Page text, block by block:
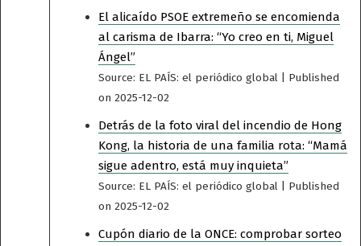
El alicaído PSOE extremeño se encomienda
al carisma de Ibarra: “Yo creo en ti, Miguel
Ángel”
Source: EL PAÍS: el periódico global
Published
on 2025-12-02
Detrás de la foto viral del incendio de Hong
Kong, la historia de una familia rota: “Mamá
sigue adentro, está muy inquieta”
Source: EL PAÍS: el periódico global
Published
on 2025-12-02
Cupón diario de la ONCE: comprobar sorteo